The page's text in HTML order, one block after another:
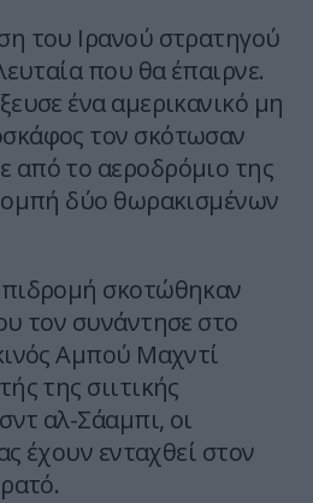
του Ιρανού στρατηγού
που θα έπαιρνε.
ένα αμερικανικό μη
τον σκότωσαν
το αεροδρόμιο της
δύο θωρακισμένων
σκοτώθηκαν
τον συνάντησε στο
Αμπού Μαχντί
της σιιτικής
αλ-Σάαμπι, οι
έχουν ενταχθεί στον